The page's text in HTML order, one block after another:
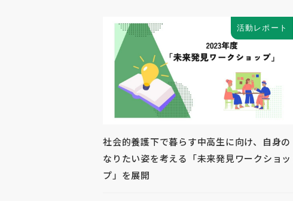
活動レポート
社会的養護下で暮らす中高生に向け、自身の
なりたい姿を考える「未来発見ワークショッ
プ」を展開